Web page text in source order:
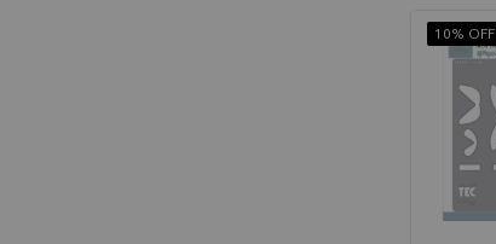
10% OFF